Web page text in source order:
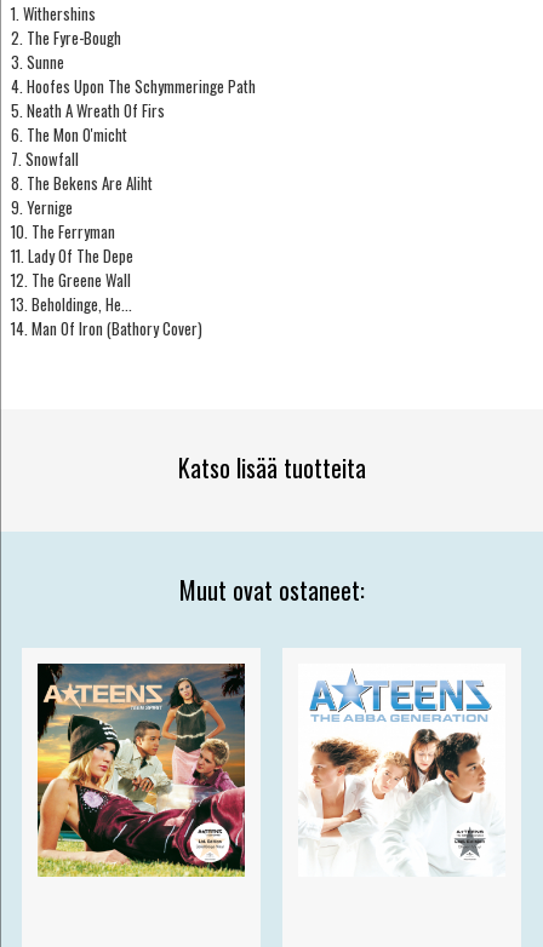
1. Withershins
2. The Fyre-Bough
3. Sunne
4. Hoofes Upon The Schymmeringe Path
5. Neath A Wreath Of Firs
6. The Mon O'micht
7. Snowfall
8. The Bekens Are Aliht
9. Yernige
10. The Ferryman
11. Lady Of The Depe
12. The Greene Wall
13. Beholdinge, He...
14. Man Of Iron (Bathory Cover)
Katso lisää tuotteita
Muut ovat ostaneet: